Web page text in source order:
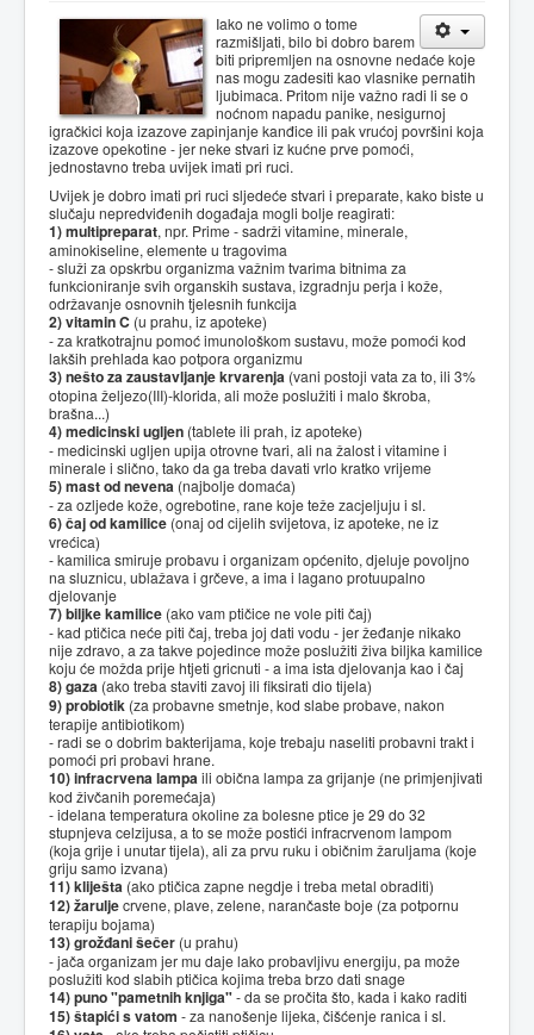
Iako ne volimo o tome
razmišljati, bilo bi dobro barem
biti pripremljen na osnovne nedaće koje
nas mogu zadesiti kao vlasnike pernatih
ljubimaca. Pritom nije važno radi li se o
noćnom napadu panike, nesigurnoj
igračkici koja izazove zapinjanje kanđice ili pak vrućoj površini koja
izazove opekotine - jer neke stvari iz kućne prve pomoći,
jednostavno treba uvijek imati pri ruci.
Uvijek je dobro imati pri ruci sljedeće stvari i preparate, kako biste u
slučaju nepredviđenih događaja mogli bolje reagirati:
1) multipreparat, npr. Prime - sadrži vitamine, minerale,
aminokiseline, elemente u tragovima
- služi za opskrbu organizma važnim tvarima bitnima za
funkcioniranje svih organskih sustava, izgradnju perja i kože,
održavanje osnovnih tjelesnih funkcija
2) vitamin C (u prahu, iz apoteke)
- za kratkotrajnu pomoć imunološkom sustavu, može pomoći kod
lakših prehlada kao potpora organizmu
3) nešto za zaustavljanje krvarenja (vani postoji vata za to, ili 3%
otopina željezo(III)-klorida, ali može poslužiti i malo škroba,
brašna...)
4) medicinski ugljen (tablete ili prah, iz apoteke)
- medicinski ugljen upija otrovne tvari, ali na žalost i vitamine i
minerale i slično, tako da ga treba davati vrlo kratko vrijeme
5) mast od nevena (najbolje domaća)
- za ozljede kože, ogrebotine, rane koje teže zacjeljuju i sl.
6) čaj od kamilice (onaj od cijelih svijetova, iz apoteke, ne iz
vrećica)
- kamilica smiruje probavu i organizam općenito, djeluje povoljno
na sluznicu, ublažava i grčeve, a ima i lagano protuupalno
djelovanje
7) biljke kamilice (ako vam ptičice ne vole piti čaj)
- kad ptičica neće piti čaj, treba joj dati vodu - jer žeđanje nikako
nije zdravo, a za takve pojedince može poslužiti živa biljka kamilice
koju će možda prije htjeti gricnuti - a ima ista djelovanja kao i čaj
8) gaza (ako treba staviti zavoj ili fiksirati dio tijela)
9) probiotik (za probavne smetnje, kod slabe probave, nakon
terapije antibiotikom)
- radi se o dobrim bakterijama, koje trebaju naseliti probavni trakt i
pomoći pri probavi hrane.
10) infracrvena lampaili obična lampa za grijanje (ne primjenjivati
kod živčanih poremećaja)
- idelana temperatura okoline za bolesne ptice je 29 do 32
stupnjeva celzijusa, a to se može postići infracrvenom lampom
(koja grije i unutar tijela), ali za prvu ruku i običnim žaruljama (koje
griju samo izvana)
11) kliješta (ako ptičica zapne negdje i treba metal obraditi)
12) žaruljecrvene, plave, zelene, narančaste boje (za potpornu
terapiju bojama)
13) grožđani šečer (u prahu)
- jača organizam jer mu daje lako probavljivu energiju, pa može
poslužiti kod slabih ptičica kojima treba brzo dati snage
14) puno "pametnih knjiga"- da se pročita što, kada i kako raditi
15) štapići s vatom - za nanošenje lijeka, čišćenje ranica i sl.